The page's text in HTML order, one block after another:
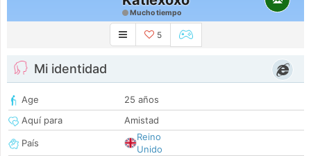
Mucho tiempo
5
Mi identidad
Age
25 años
Aquí para
Amistad
País
Reino
Unido